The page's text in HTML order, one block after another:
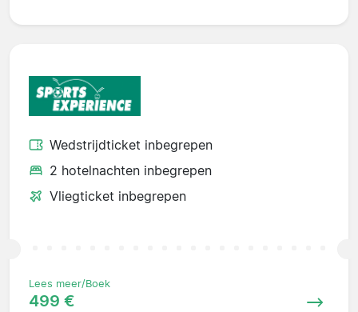
Wedstrijdticket inbegrepen
2 hotelnachten inbegrepen
Vliegticket inbegrepen
Lees meer/Boek
499 €